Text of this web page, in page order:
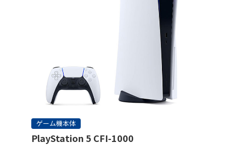
ゲーム機本体
PlayStation 5 CFI-1000